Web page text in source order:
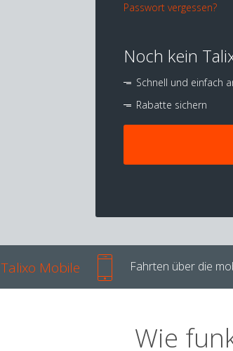
Passwort vergessen?
Noch kein
Schnell und einfach
Rabatte sichern
Talixo Mobile Fahrten über die
Wie